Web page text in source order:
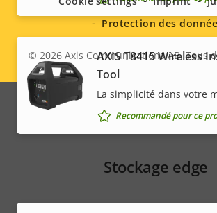
AXIS T8415 Wireless
Tool
La simplicité dans votre
Recommandé pour ce
Stockage edge
Legal
menu
© 2026 Axis Communications AB. Tous
Protection des